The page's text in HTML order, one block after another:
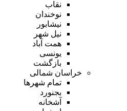
نقاب
نوخندان
نیشابور
نیل شهر
همت آباد
یونسی
بازگشت
خراسان شمالی
تمام شهر‌ها
بجنورد
آشخانه